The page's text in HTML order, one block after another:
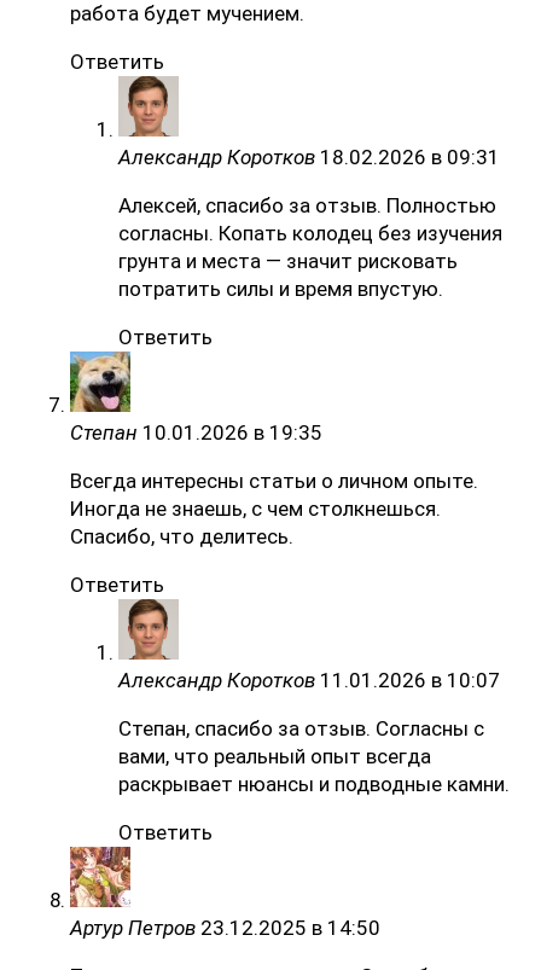
работа будет мучением.
Ответить
Александр Коротков 18.02.2026 в 09:31
Алексей, спасибо за отзыв. Полностью
согласны. Копать колодец без изучения
грунта и места — значит рисковать
потратить силы и время впустую.
Ответить
Степан 10.01.2026 в 19:35
Всегда интересны статьи о личном опыте.
Иногда не знаешь, с чем столкнешься.
Спасибо, что делитесь.
Ответить
Александр Коротков 11.01.2026 в 10:07
Степан, спасибо за отзыв. Согласны с
вами, что реальный опыт всегда
раскрывает нюансы и подводные камни.
Ответить
Артур Петров 23.12.2025 в 14:50